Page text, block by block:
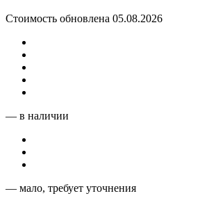
Стоимость обновлена 05.08.2026
— в наличии
— мало, требует уточнения